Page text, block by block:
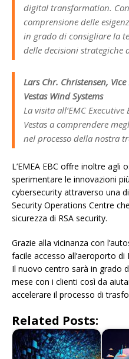
digital transformation.
comprensione delle
in grado di consigliare la
delle decisioni strategiche
Lars Chr. Christensen,
Vestas Wind Systems
La visita all’EMC
Vestas a comprendere
nel processo della nostra
L’EMEA EBC offre inoltre agli
sperimentare le innovazioni
cybersecurity attraverso una
Security Operations Centre
sicurezza di RSA security.
Grazie alla vicinanza con
facile accesso all’aeroporto
Il nuovo centro sarà in grado
mese con i clienti così da
accelerare il processo di
Related Posts: